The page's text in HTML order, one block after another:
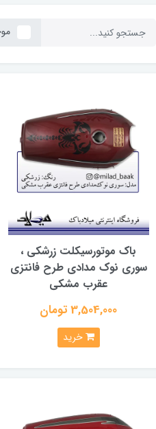
باک موتورسیکلت زرشکی ،
سوری نوک مدادی طرح فانتزی
عقرب مشکی
3,504,000 تومان
خرید